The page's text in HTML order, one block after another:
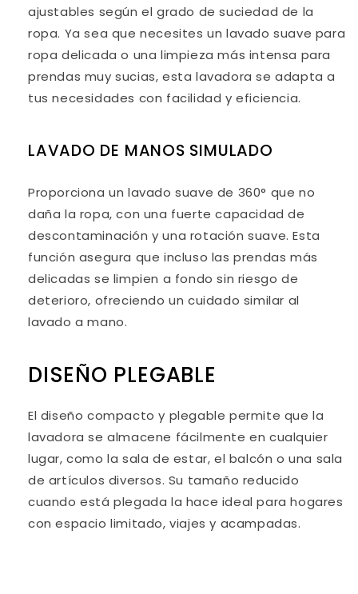
ajustables según el grado de suciedad de la
ropa. Ya sea que necesites un lavado suave para
ropa delicada o una limpieza más intensa para
prendas muy sucias, esta lavadora se adapta a
tus necesidades con facilidad y eficiencia.
LAVADO DE MANOS SIMULADO
Proporciona un lavado suave de 360° que no
daña la ropa, con una fuerte capacidad de
descontaminación y una rotación suave. Esta
función asegura que incluso las prendas más
delicadas se limpien a fondo sin riesgo de
deterioro, ofreciendo un cuidado similar al
lavado a mano.
DISEÑO PLEGABLE
El diseño compacto y plegable permite que la
lavadora se almacene fácilmente en cualquier
lugar, como la sala de estar, el balcón o una sala
de artículos diversos. Su tamaño reducido
cuando está plegada la hace ideal para hogares
con espacio limitado, viajes y acampadas.